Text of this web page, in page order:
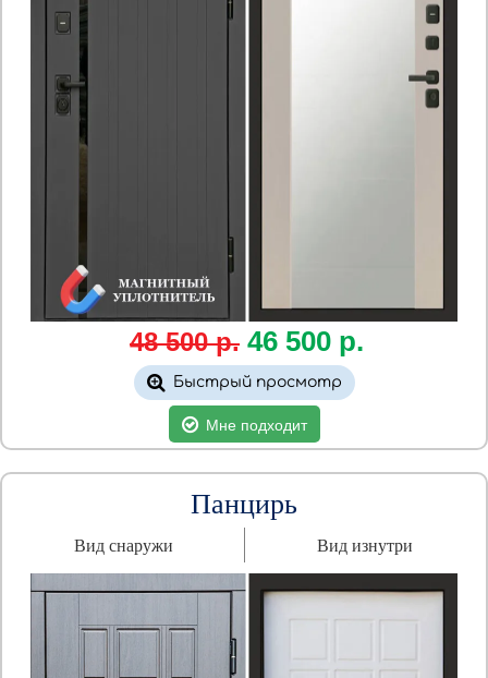
48 500 р. 46 500 р.
Быстрый просмотр
Мне подходит
Панцирь
Вид снаружи Вид изнутри